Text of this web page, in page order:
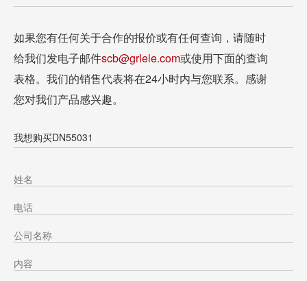
如果您有任何关于合作的报价或有任何查询，请随时
给我们发电子邮件scb@grlele.com或使用下面的查询
表格。我们的销售代表将在24小时内与您联系。感谢
您对我们产品感兴趣。
我想购买DN55031